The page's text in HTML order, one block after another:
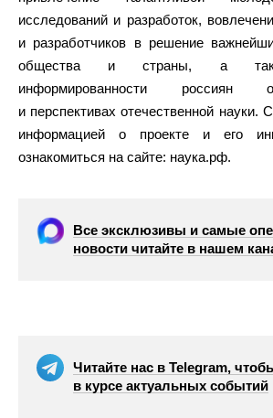
исследований и разработок,
и разработчиков в решение
общества и страны, а
информированности россиян
и перспективах отечественной науки.
информацией о проекте и его
ознакомиться на сайте: наука.рф.
Все эксклюзивы и самые
новости читайте в нашем
Читайте нас в Telegram,
в курсе актуальных событий